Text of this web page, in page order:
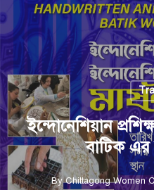
to
main
content
ইন্দোনেশিয়ান
বাটিক এর
By Chittagong Women